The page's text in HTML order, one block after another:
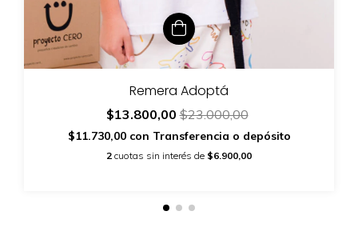
Remera Adoptá
$13.800,00$23.000,00
$11.730,00 con Transferencia o depósito
2 cuotas sin interés de $6.900,00